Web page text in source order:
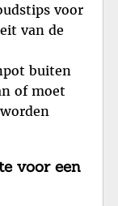
voor
van de
buiten
of moet
voor een